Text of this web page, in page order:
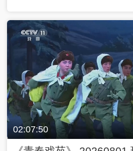
02:07:50